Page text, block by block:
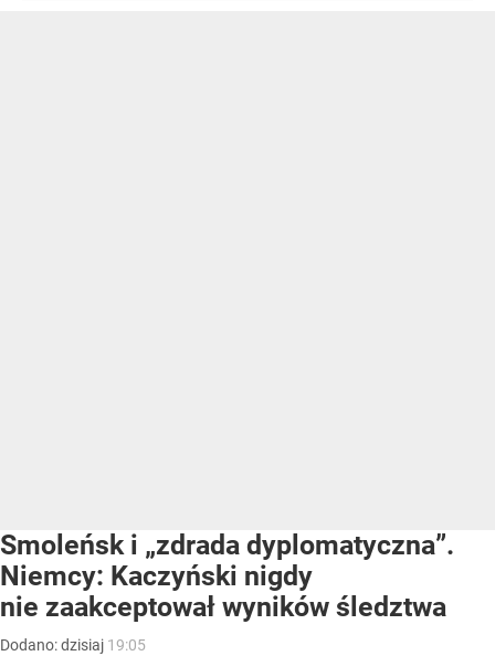
Smoleńsk i „zdrada dyplomatyczna”.
Niemcy: Kaczyński nigdy
nie zaakceptował wyników śledztwa
Dodano:dzisiaj 19:05